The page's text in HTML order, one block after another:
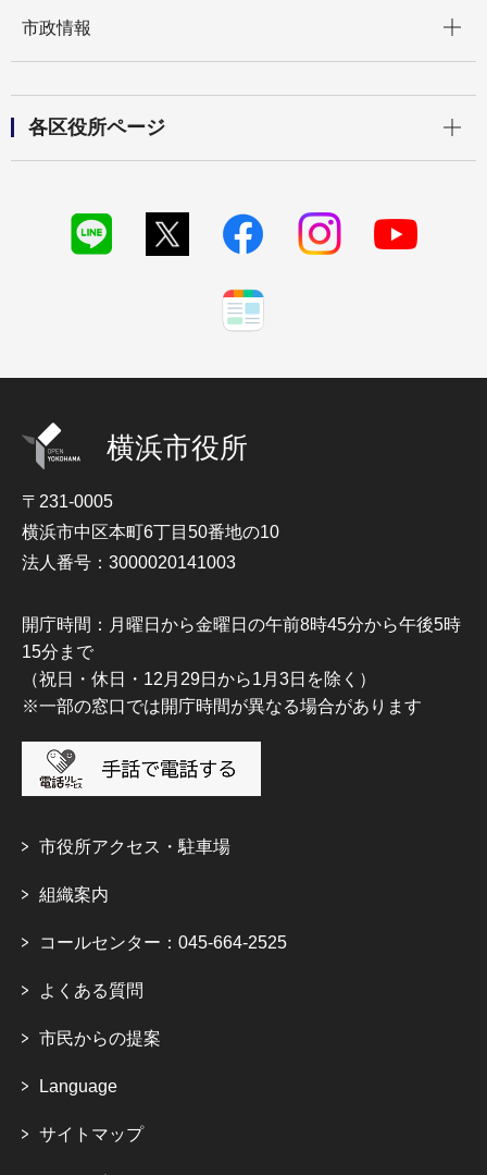
市政情報
各区役所ページ
横浜市役所
〒231-0005
横浜市中区本町6丁目50番地の10
法人番号：3000020141003
開庁時間：月曜日から金曜日の午前8時45分から午後5時
15分まで
（祝日・休日・12月29日から1月3日を除く）
※一部の窓口では開庁時間が異なる場合があります
市役所アクセス・駐車場
組織案内
コールセンター：045-664-2525
よくある質問
市民からの提案
Language
サイトマップ